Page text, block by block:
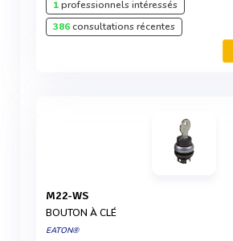
1professionnels intéressés
386consultations récentes
M22-WS
BOUTON À CLÉ
EATON®